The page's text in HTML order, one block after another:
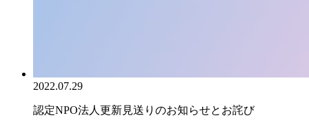
2022.07.29
認定NPO法人更新見送りのお知らせとお詫び